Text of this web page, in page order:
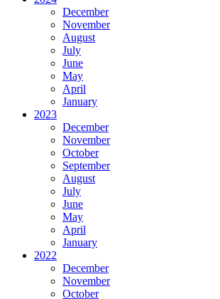
December
November
August
July
June
May
April
January
2023
December
November
October
September
August
July
June
May
April
January
2022
December
November
October